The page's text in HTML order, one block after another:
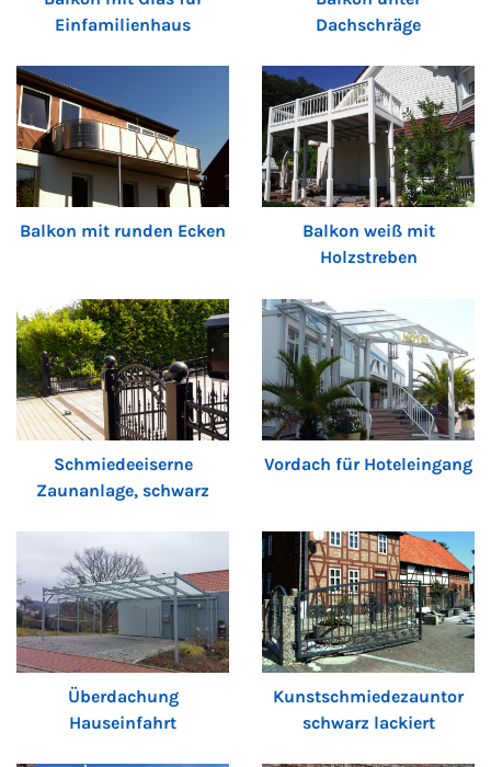
Einfamilienhaus
Dachschräge
Balkon mit runden Ecken
Balkon weiß mit
Holzstreben
Schmiedeeiserne
Zaunanlage, schwarz
Vordach für Hoteleingang
Überdachung
Hauseinfahrt
Kunstschmiedezauntor
schwarz lackiert